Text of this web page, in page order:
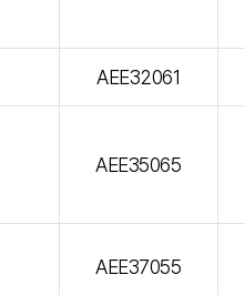
AEE32061
AEE35065
AEE37055